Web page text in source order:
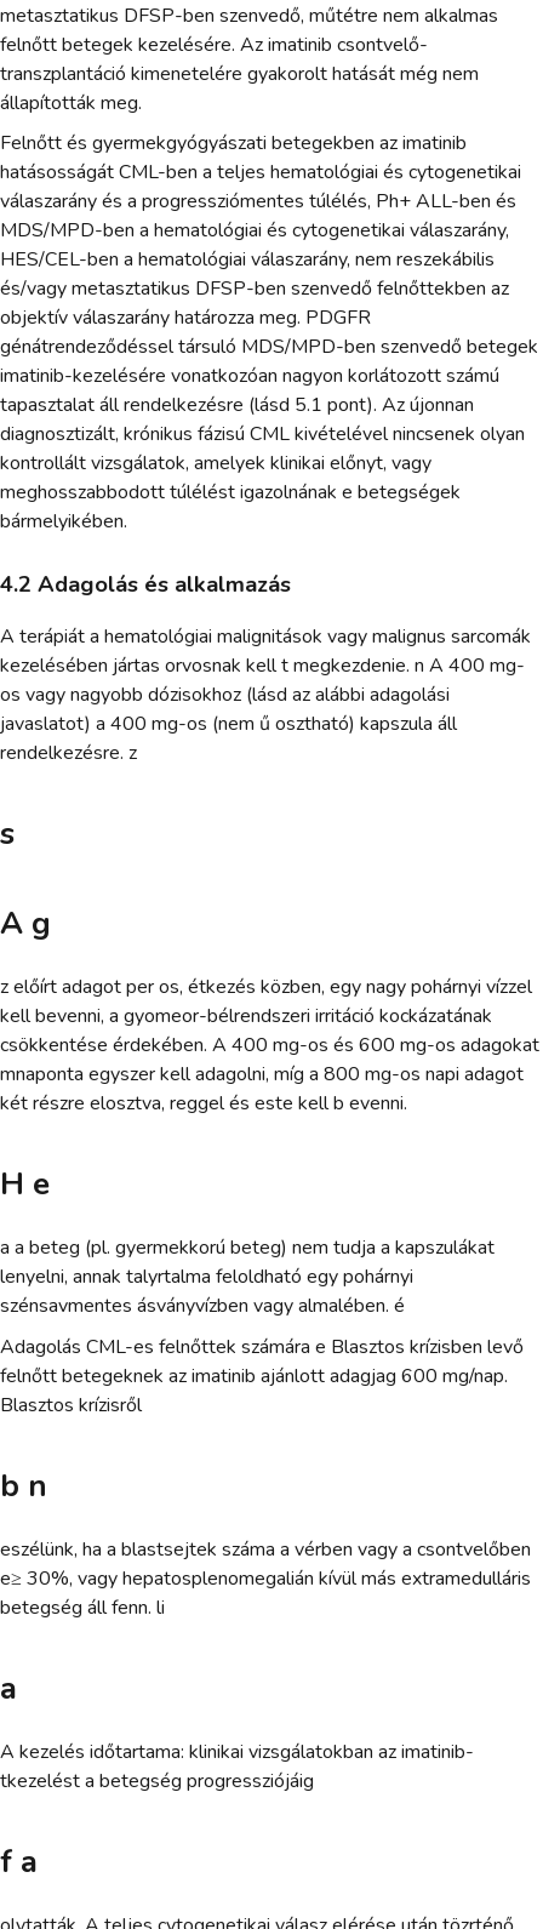
metasztatikus DFSP-ben szenvedő, műtétre nem alkalmas
felnőtt betegek kezelésére. Az imatinib csontvelő-
transzplantáció kimenetelére gyakorolt hatását még nem
állapították meg.
Felnőtt és gyermekgyógyászati betegekben az imatinib
hatásosságát CML-ben a teljes hematológiai és cytogenetikai
válaszarány és a progressziómentes túlélés, Ph+ ALL-ben és
MDS/MPD-ben a hematológiai és cytogenetikai válaszarány,
HES/CEL-ben a hematológiai válaszarány, nem reszekábilis
és/vagy metasztatikus DFSP-ben szenvedő felnőttekben az
objektív válaszarány határozza meg. PDGFR
génátrendeződéssel társuló MDS/MPD-ben szenvedő betegek
imatinib-kezelésére vonatkozóan nagyon korlátozott számú
tapasztalat áll rendelkezésre (lásd 5.1 pont). Az újonnan
diagnosztizált, krónikus fázisú CML kivételével nincsenek olyan
kontrollált vizsgálatok, amelyek klinikai előnyt, vagy
meghosszabbodott túlélést igazolnának e betegségek
bármelyikében.
4.2 Adagolás és alkalmazás
A terápiát a hematológiai malignitások vagy malignus sarcomák
kezelésében jártas orvosnak kell t megkezdenie. n A 400 mg-
os vagy nagyobb dózisokhoz (lásd az alábbi adagolási
javaslatot) a 400 mg-os (nem ű osztható) kapszula áll
rendelkezésre. z
s
A g
z előírt adagot per os, étkezés közben, egy nagy pohárnyi vízzel
kell bevenni, a gyomeor-bélrendszeri irritáció kockázatának
csökkentése érdekében. A 400 mg-os és 600 mg-os adagokat
mnaponta egyszer kell adagolni, míg a 800 mg-os napi adagot
két részre elosztva, reggel és este kell b evenni.
H e
a a beteg (pl. gyermekkorú beteg) nem tudja a kapszulákat
lenyelni, annak talyrtalma feloldható egy pohárnyi
szénsavmentes ásványvízben vagy almalében. é
Adagolás CML-es felnőttek számára e Blasztos krízisben levő
felnőtt betegeknek az imatinib ajánlott adagjag 600 mg/nap.
Blasztos krízisről
b n
eszélünk, ha a blastsejtek száma a vérben vagy a csontvelőben
e≥ 30%, vagy hepatosplenomegalián kívül más extramedulláris
betegség áll fenn. li
a
A kezelés időtartama: klinikai vizsgálatokban az imatinib-
tkezelést a betegség progressziójáig
f a